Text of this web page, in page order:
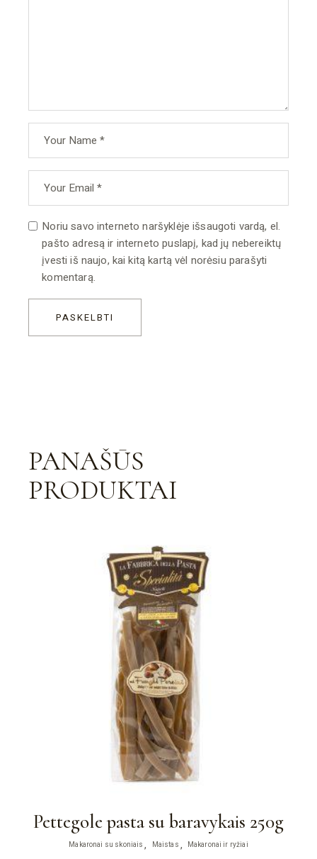
Noriu savo interneto naršyklėje išsaugoti vardą, el.
pašto adresą ir interneto puslapį, kad jų nebereiktų
įvesti iš naujo, kai kitą kartą vėl norėsiu parašyti
komentarą.
PASKELBTI
PANAŠŪS
PRODUKTAI
Pettegole pasta su baravykais 250g
Makaronai su skoniais Maistas Makaronai ir ryžiai